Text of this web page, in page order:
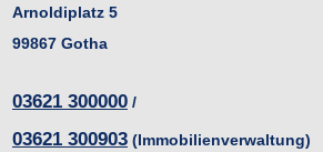
Arnoldiplatz 5
99867 Gotha
03621 300000 /
03621 300903 (Immobilienverwaltung)